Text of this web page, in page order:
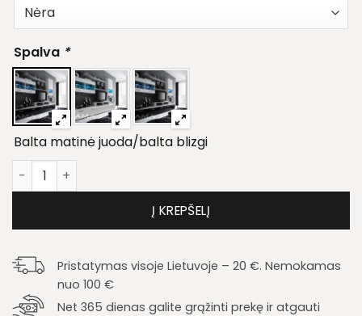
Spalva *
Balta matinė juoda/balta blizgi
produkto kiekis: Sekcija Logo II
Į KREPŠELĮ
Pristatymas visoje Lietuvoje – 20 €. Nemokamas
nuo 100 €
Net 365 dienas galite grąžinti prekę ir atgauti